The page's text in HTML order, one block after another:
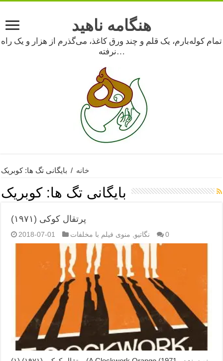
هنگامه ناهید
تمام کوله‌بارم، یک قلم و چند ورق کاغذ، می‌گذرم از هزار و یک راه
نرفته…
خانه / بایگانی تگ ها: کوبریک
بایگانی تگ ها:کوبریک
پرتقال کوکی (۱۹۷۱)
2018-07-01 نگاتیو منوی فیلم با مخلفات 0